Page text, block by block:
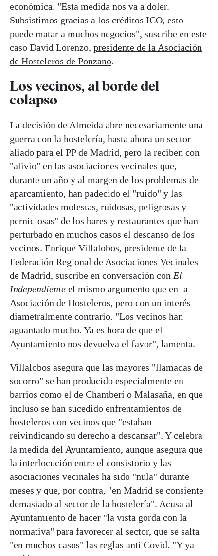
económica. "Esta medida nos va a doler.
Subsistimos gracias a los créditos ICO, esto
puede matar a muchos negocios", suscribe en este
caso David Lorenzo, presidente de la Asociación
de Hosteleros de Ponzano.
Los vecinos, al borde del
colapso
La decisión de Almeida abre necesariamente una
guerra con la hostelería, hasta ahora un sector
aliado para el PP de Madrid, pero la reciben con
"alivio" en las asociaciones vecinales que,
durante un año y al margen de los problemas de
aparcamiento, han padecido el "ruido" y las
"actividades molestas, ruidosas, peligrosas y
perniciosas" de los bares y restaurantes que han
perturbado en muchos casos el descanso de los
vecinos. Enrique Villalobos, presidente de la
Federación Regional de Asociaciones Vecinales
de Madrid, suscribe en conversación con El
Independiente el mismo argumento que en la
Asociación de Hosteleros, pero con un interés
diametralmente contrario. "Los vecinos han
aguantado mucho. Ya es hora de que el
Ayuntamiento nos devuelva el favor", lamenta.
Villalobos asegura que las mayores "llamadas de
socorro" se han producido especialmente en
barrios como el de Chamberí o Malasaña, en que
incluso se han sucedido enfrentamientos de
hosteleros con vecinos que "estaban
reivindicando su derecho a descansar". Y celebra
la medida del Ayuntamiento, aunque asegura que
la interlocución entre el consistorio y las
asociaciones vecinales ha sido "nula" durante
meses y que, por contra, "en Madrid se consiente
demasiado al sector de la hostelería". Acusa al
Ayuntamiento de hacer "la vista gorda con la
normativa" para favorecer al sector, que se salta
"en muchos casos" las reglas anti Covid. "Y ya